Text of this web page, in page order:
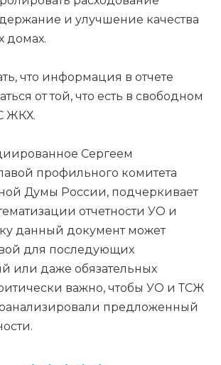
и улучшение качества
домах.
что информация в отчете
от той, что есть в свободном
ЖКХ.
Сергеем
профильного комитета
Думы России, подчеркивает
отчетности УО и
данный документ может
для последующих
или даже обязательных
важно, чтобы УО и ТСЖ
предложенный